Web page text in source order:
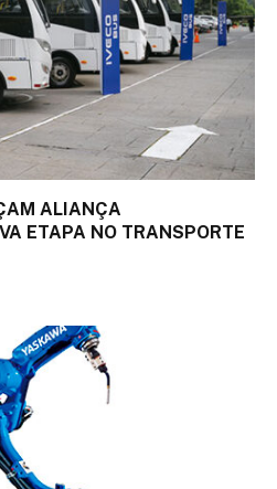
ALIANÇA
ETAPA NO TRANSPORTE